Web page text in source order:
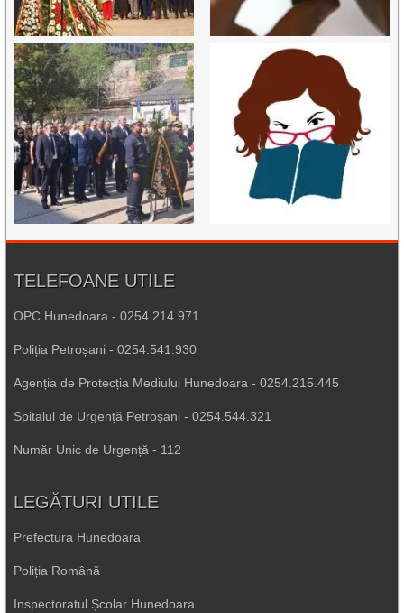
TELEFOANE UTILE
OPC Hunedoara - 0254.214.971
Poliția Petroșani - 0254.541.930
Agenția de Protecția Mediului Hunedoara - 0254.215.445
Spitalul de Urgență Petroșani - 0254.544.321
Număr Unic de Urgență - 112
LEGĂTURI UTILE
Prefectura Hunedoara
Poliția Română
Inspectoratul Școlar Hunedoara